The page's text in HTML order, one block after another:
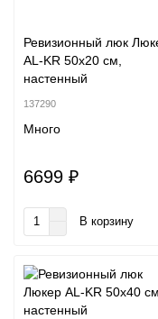
Ревизионный люк
AL-KR 50x20 см,
настенный
137290
Много
6699 ₽
В корзину